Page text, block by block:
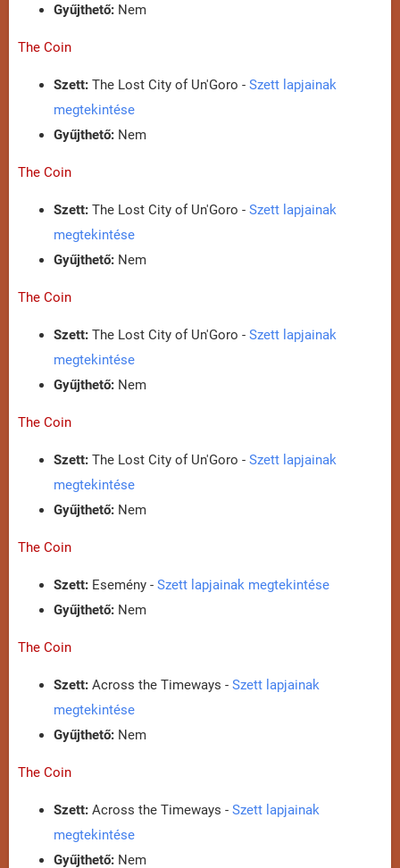
Gyűjthető: Nem
The Coin
Szett: The Lost City of Un'Goro - Szett lapjainak
megtekintése
Gyűjthető: Nem
The Coin
Szett: The Lost City of Un'Goro - Szett lapjainak
megtekintése
Gyűjthető: Nem
The Coin
Szett: The Lost City of Un'Goro - Szett lapjainak
megtekintése
Gyűjthető: Nem
The Coin
Szett: The Lost City of Un'Goro - Szett lapjainak
megtekintése
Gyűjthető: Nem
The Coin
Szett: Esemény - Szett lapjainak megtekintése
Gyűjthető: Nem
The Coin
Szett: Across the Timeways - Szett lapjainak
megtekintése
Gyűjthető: Nem
The Coin
Szett: Across the Timeways - Szett lapjainak
megtekintése
Gyűjthető: Nem